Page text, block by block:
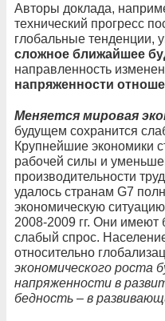
Авторы доклада,
технический прогресс
глобальные тенденции,
сложное ближайшее
направленность
напряженности
Меняется мировая
будущем сохранится
Крупнейшие экономики
рабочей силы и
производительности
удалось странам G7
экономическую
2008-2009 гг. Они имеют
слабый спрос.
относительно
экономического роста
напряженности в
бедность – в